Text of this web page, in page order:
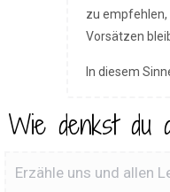
zu empfehlen,
Vorsätzen
In diesem
Wie denkst du